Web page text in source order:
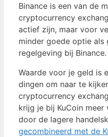
Binance is een van de
cryptocurrency
actief zijn, maar voor
minder goede optie als
regelgeving bij Binance.
Waarde voor je geld is
dingen om naar te
cryptocurrency
krijg je bij KuCoin
door de lagere
gecombineerd met de